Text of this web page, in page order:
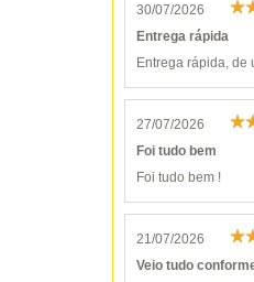
30/07/2026
Entrega rápida
Entrega rápida, de
27/07/2026
Foi tudo bem
Foi tudo bem !
21/07/2026
Veio tudo